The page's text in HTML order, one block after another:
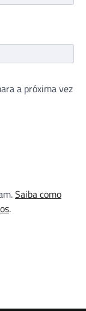
a próxima vez
Saiba como
.